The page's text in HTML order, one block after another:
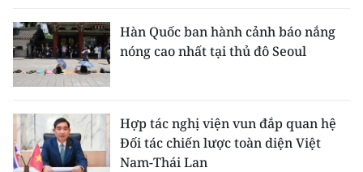
Hàn Quốc ban hành cảnh báo nắng
nóng cao nhất tại thủ đô Seoul
Hợp tác nghị viện vun đắp quan hệ
Đối tác chiến lược toàn diện Việt
Nam-Thái Lan